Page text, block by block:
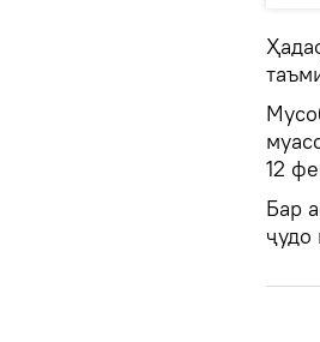
12
Бар
ҷудо